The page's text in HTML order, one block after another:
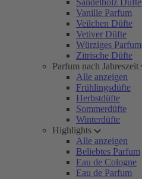
Sandelholz Düfte
Vanille Parfum
Veilchen Düfte
Vetiver Düfte
Würziges Parfum
Zitrische Düfte
Parfum nach Jahreszeit
Alle anzeigen
Frühlingsdüfte
Herbstdüfte
Sommerdüfte
Winterdüfte
Highlights
Alle anzeigen
Beliebtes Parfum
Eau de Cologne
Eau de Parfum